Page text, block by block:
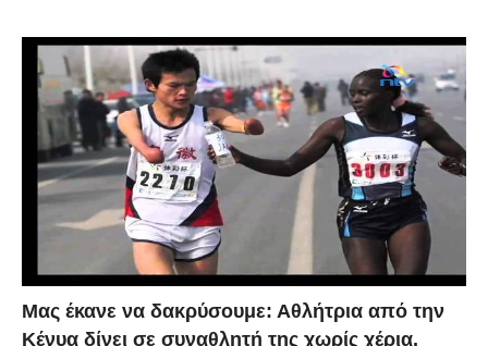
Μας έκανε να δακρύσουμε: Αθλήτρια από την
Κένυα δίνει σε συναθλητή της χωρίς χέρια,